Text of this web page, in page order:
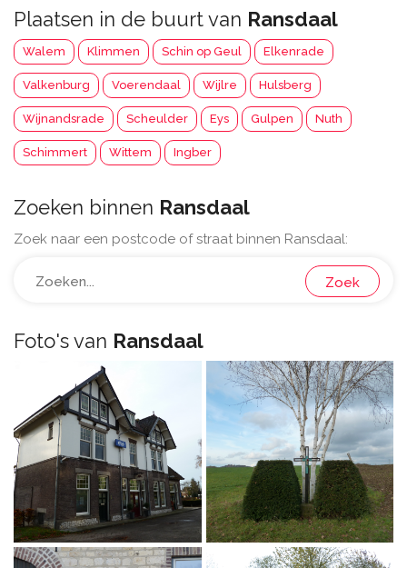
Plaatsen in de buurt van Ransdaal
Walem Klimmen Schin op Geul Elkenrade
Valkenburg Voerendaal Wijlre Hulsberg
Wijnandsrade Scheulder Eys Gulpen Nuth
Schimmert Wittem Ingber
Zoeken binnen Ransdaal
Zoek naar een postcode of straat binnen Ransdaal:
Zoek
Foto's van Ransdaal